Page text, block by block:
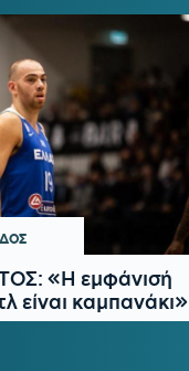
«Η εμφάνισή
είναι καμπανάκι»